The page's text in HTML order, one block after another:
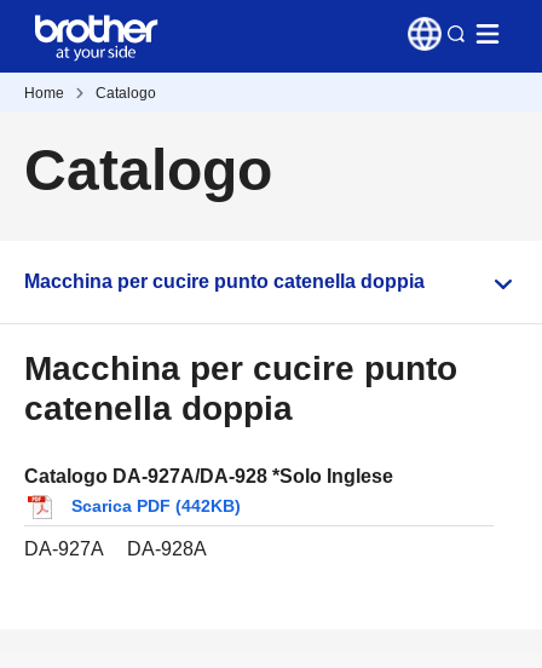
Home Catalogo
Catalogo
Macchina per cucire punto catenella doppia
Macchina per cucire punto
catenella doppia
Catalogo DA-927A/DA-928 *Solo Inglese
Scarica PDF (442KB)
DA-927A DA-928A